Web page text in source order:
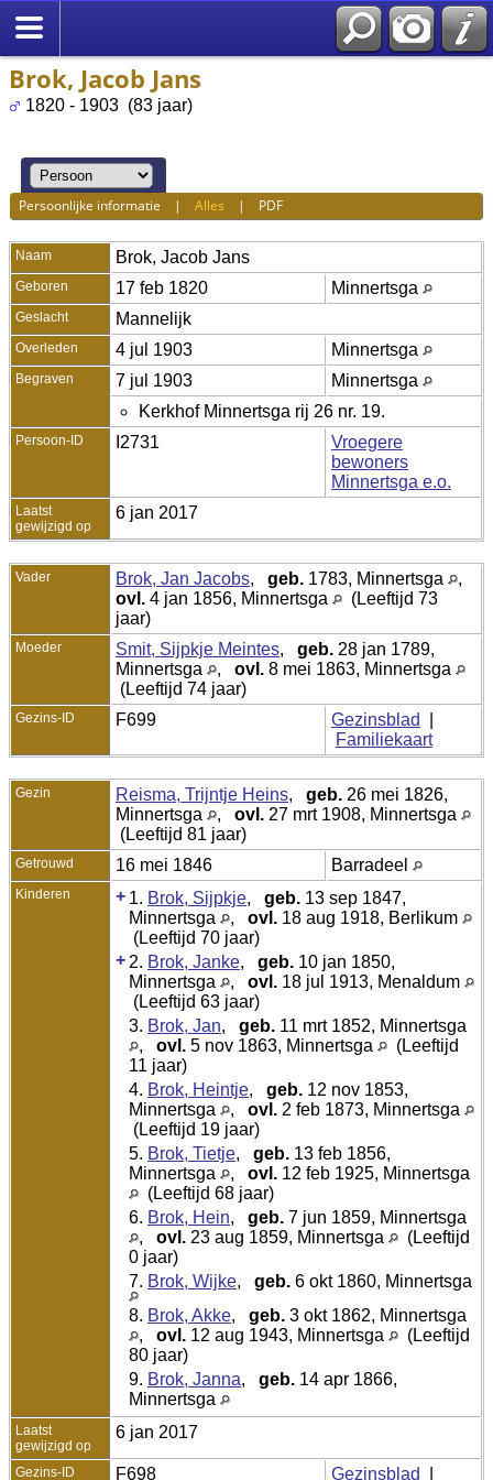
Brok, Jacob Jans
1820 - 1903 (83 jaar)
Persoonlijke informatie |Alles | PDF
Naam Brok, Jacob Jans
Geboren 17 feb 1820 Minnertsga
Geslacht Mannelijk
Overleden 4 jul 1903 Minnertsga
Begraven 7 jul 1903
Minnertsga
Kerkhof Minnertsga rij 26 nr. 19.
Persoon-ID I2731
Vroegere
bewoners
Minnertsga e.o.
Laatst
gewijzigd op
6 jan 2017
Vader Brok, Jan Jacobs, geb. 1783, Minnertsga
,
ovl. 4 jan 1856, Minnertsga
(Leeftijd 73
jaar)
Moeder Smit, Sijpkje Meintes, geb. 28 jan 1789,
Minnertsga
, ovl. 8 mei 1863, Minnertsga
(Leeftijd 74 jaar)
Gezins-ID F699 Gezinsblad
Familiekaart
Gezin Reisma, Trijntje Heins, geb. 26 mei 1826,
Minnertsga
, ovl. 27 mrt 1908, Minnertsga
(Leeftijd 81 jaar)
Getrouwd 16 mei 1846 Barradeel
Kinderen + 1. Brok, Sijpkje, geb. 13 sep 1847,
Minnertsga
, ovl. 18 aug 1918, Berlikum
(Leeftijd 70 jaar)
+ 2. Brok, Janke, geb. 10 jan 1850,
Minnertsga
, ovl. 18 jul 1913, Menaldum
(Leeftijd 63 jaar)
3. Brok, Jan, geb. 11 mrt 1852, Minnertsga
, ovl. 5 nov 1863, Minnertsga
(Leeftijd
11 jaar)
4. Brok, Heintje, geb. 12 nov 1853,
Minnertsga
, ovl. 2 feb 1873, Minnertsga
(Leeftijd 19 jaar)
5. Brok, Tietje, geb. 13 feb 1856,
Minnertsga
, ovl. 12 feb 1925, Minnertsga
(Leeftijd 68 jaar)
6. Brok, Hein, geb. 7 jun 1859, Minnertsga
, ovl. 23 aug 1859, Minnertsga
(Leeftijd
0 jaar)
7. Brok, Wijke, geb. 6 okt 1860, Minnertsga
8. Brok, Akke, geb. 3 okt 1862, Minnertsga
, ovl. 12 aug 1943, Minnertsga
(Leeftijd
80 jaar)
9. Brok, Janna, geb. 14 apr 1866,
Minnertsga
Laatst
gewijzigd op
6 jan 2017
Gezins-ID F698 Gezinsblad